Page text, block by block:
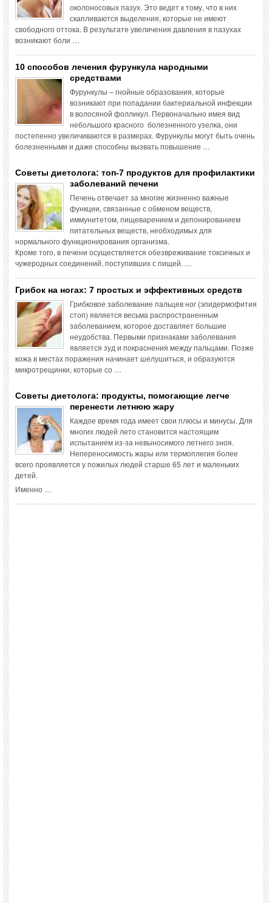
околоносовых пазух. Это ведет к тому, что в них
скапливаются выделения, которые не имеют
свободного оттока. В результате увеличения давления в пазухах
возникают боли …
10 способов лечения фурункула народными
средствами
Фурункулы – гнойные образования, которые
возникают при попадании бактериальной инфекции
в волосяной фолликул. Первоначально имея вид
небольшого красного болезненного узелка, они
постепенно увеличиваются в размерах. Фурункулы могут быть очень
болезненными и даже способны вызвать повышение …
Советы диетолога: топ-7 продуктов для профилактики
заболеваний печени
Печень отвечает за многие жизненно важные
функции, связанные с обменом веществ,
иммунитетом, пищеварением и депонированием
питательных веществ, необходимых для
нормального функционирования организма.
Кроме того, в печени осуществляется обезвреживание токсичных и
чужеродных соединений, поступивших с пищей. …
Грибок на ногах: 7 простых и эффективных средств
Грибковое заболевание пальцев ног (эпидермофития
стоп) является весьма распространенным
заболеванием, которое доставляет большие
неудобства. Первыми признаками заболевания
является зуд и покраснения между пальцами. Позже
кожа в местах поражения начинает шелушиться, и образуются
микротрещинки, которые со …
Советы диетолога: продукты, помогающие легче
перенести летнюю жару
Каждое время года имеет свои плюсы и минусы. Для
многих людей лето становится настоящим
испытанием из-за невыносимого летнего зноя.
Непереносимость жары или термоплегия более
всего проявляется у пожилых людей старше 65 лет и маленьких
детей.
Именно …